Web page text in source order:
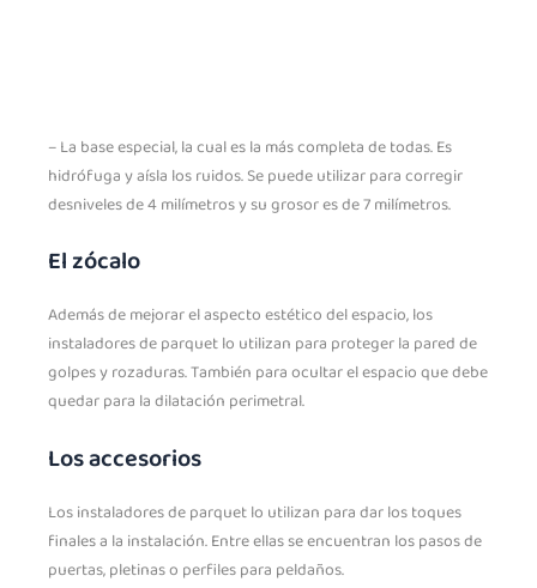
– La base especial, la cual es la más completa de todas. Es
hidrófuga y aísla los ruidos. Se puede utilizar para corregir
desniveles de 4 milímetros y su grosor es de 7 milímetros.
El zócalo
Además de mejorar el aspecto estético del espacio, los
instaladores de parquet lo utilizan para proteger la pared de
golpes y rozaduras. También para ocultar el espacio que debe
quedar para la dilatación perimetral.
Los accesorios
Los instaladores de parquet lo utilizan para dar los toques
finales a la instalación. Entre ellas se encuentran los pasos de
puertas, pletinas o perfiles para peldaños.